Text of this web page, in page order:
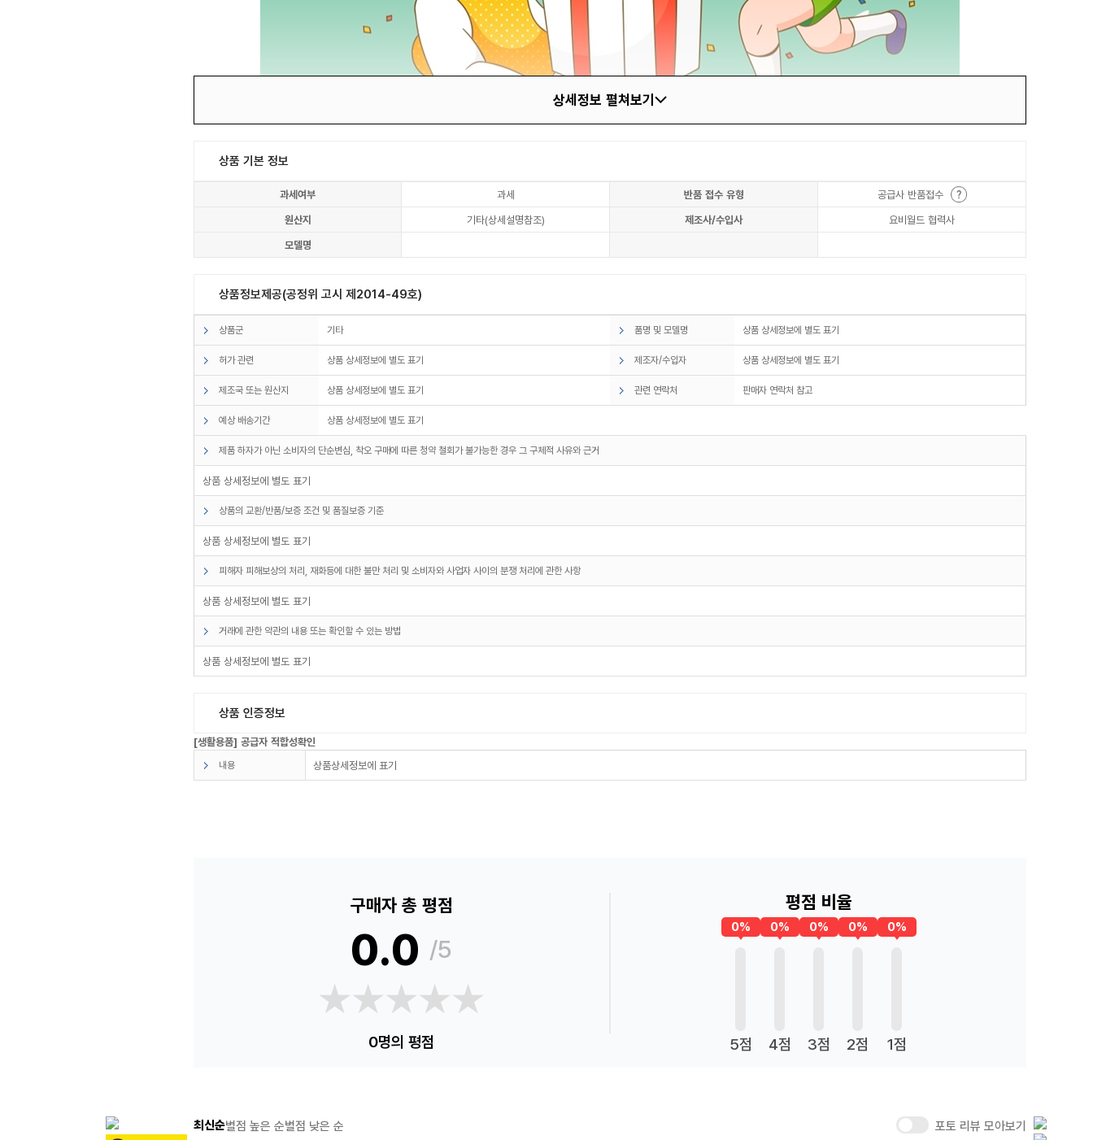
상세정보 펼쳐보기
상품 기본 정보
과세여부 과세 반품 접수 유형
공급사 반품접수
원산지
기타(상세설명참조) 제조사/수입사
요비월드 협력사
모델명
상품정보제공(공정위 고시 제2014-49호)
상품군 기타 품명 및 모델명 상품 상세정보에 별도 표기
허가 관련 상품 상세정보에 별도 표기 제조자/수입자 상품 상세정보에 별도 표기
제조국 또는 원산지 상품 상세정보에 별도 표기 관련 연락처 판매자 연락처 참고
예상 배송기간 상품 상세정보에 별도 표기
제품 하자가 아닌 소비자의 단순변심, 착오 구매에 따른 청약 철회가 불가능한 경우 그 구체적 사유와 근거
상품 상세정보에 별도 표기
상품의 교환/반품/보증 조건 및 품질보증 기준
상품 상세정보에 별도 표기
피해자 피해보상의 처리, 재화등에 대한 불만 처리 및 소비자와 사업자 사이의 분쟁 처리에 관한 사항
상품 상세정보에 별도 표기
거래에 관한 약관의 내용 또는 확인할 수 있는 방법
상품 상세정보에 별도 표기
상품 인증정보
[생활용품] 공급자 적합성확인
내용 상품상세정보에 표기
구매자 총 평점
0.0 /5
★★★★★
★★★★★
0명의 평점
평점 비율
0%
5점
0%
4점
0%
3점
0%
2점
0%
1점
최신순별점 높은 순별점 낮은 순 포토 리뷰 모아보기